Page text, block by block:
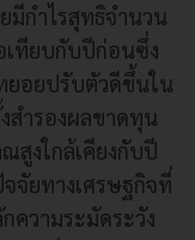
กำไรสุทธิจำนวน
เทียบกับปีก่อนซึ่ง
ยอยปรับตัวดีขึ้นใน
สำรองผลขาดทุน
สูงใกล้เคียงกับปี
จัยทางเศรษฐกิจที่
ความระมัดระวัง